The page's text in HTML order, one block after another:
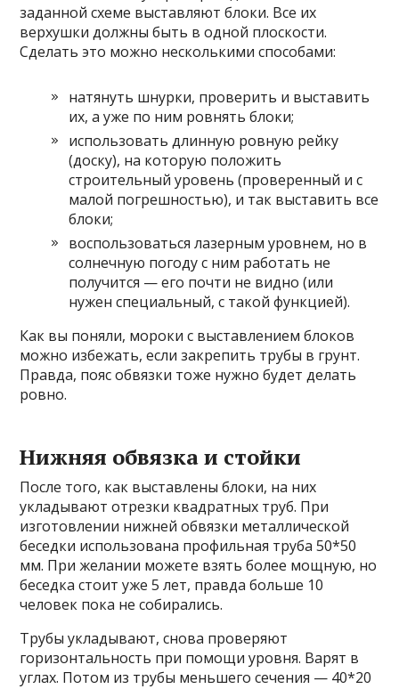
заданной схеме выставляют блоки. Все их
верхушки должны быть в одной плоскости.
Сделать это можно несколькими способами:
натянуть шнурки, проверить и выставить
их, а уже по ним ровнять блоки;
использовать длинную ровную рейку
(доску), на которую положить
строительный уровень (проверенный и с
малой погрешностью), и так выставить все
блоки;
воспользоваться лазерным уровнем, но в
солнечную погоду с ним работать не
получится — его почти не видно (или
нужен специальный, с такой функцией).
Как вы поняли, мороки с выставлением блоков
можно избежать, если закрепить трубы в грунт.
Правда, пояс обвязки тоже нужно будет делать
ровно.
Нижняя обвязка и стойки
После того, как выставлены блоки, на них
укладывают отрезки квадратных труб. При
изготовлении нижней обвязки металлической
беседки использована профильная труба 50*50
мм. При желании можете взять более мощную, но
беседка стоит уже 5 лет, правда больше 10
человек пока не собирались.
Трубы укладывают, снова проверяют
горизонтальность при помощи уровня. Варят в
углах. Потом из трубы меньшего сечения — 40*20